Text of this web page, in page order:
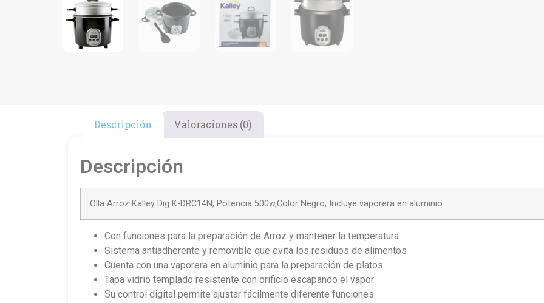
Descripción Valoraciones (0)
Descripción
Olla Arroz Kalley Dig K-DRC14N, Potencia 500w,Color Negro, Incluye vaporera en aluminio.
Con funciones para la preparación de Arroz y mantener la temperatura
Sistema antiadherente y removible que evita los residuos de alimentos
Cuenta con una vaporera en aluminio para la preparación de platos
Tapa vidrio templado resistente con orificio escapando el vapor
Su control digital permite ajustar fácilmente diferente funciones